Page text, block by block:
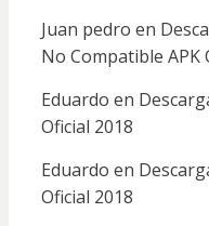
Juan pedro en
No Compatible APK
Eduardo en
Oficial 2018
Eduardo en
Oficial 2018